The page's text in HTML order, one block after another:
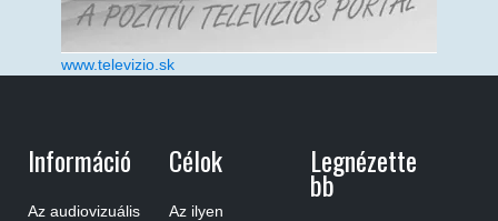
www.televizio.sk
Információ
Az audiovizuális
Célok
Az ilyen
Legnézette
Bb